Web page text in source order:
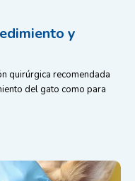
y
quirúrgica recomendada
del gato como para